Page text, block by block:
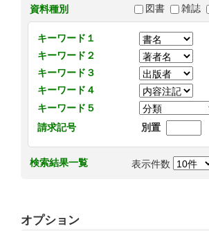
資料種別 図書 雑誌
キーワード１
キーワード２
キーワード３
キーワード４
キーワード５
請求記号
別置
検索結果一覧 表示件数
オプション